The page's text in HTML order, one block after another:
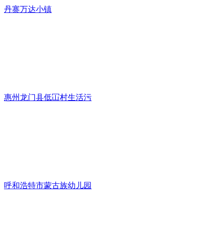
丹寨万达小镇
惠州龙门县低冚村生活污
呼和浩特市蒙古族幼儿园